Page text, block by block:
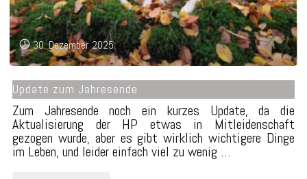
30. Dezember 2025
Update zum Jahresende
Zum Jahresende noch ein kurzes Update, da die
Aktualisierung der HP etwas in Mitleidenschaft
gezogen wurde, aber es gibt wirklich wichtigere Dinge
im Leben, und leider einfach viel zu wenig …